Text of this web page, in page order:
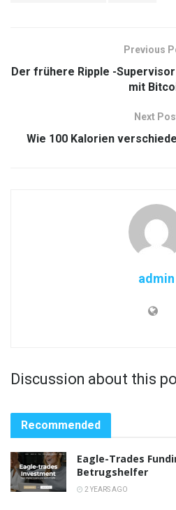
Previous
Der frühere Ripple -
mit
Next
Wie 100 Kalorien
admin
Discussion about this
Recommended
Eagle-Trades
Betrugshelfer
2 YEARS AGO